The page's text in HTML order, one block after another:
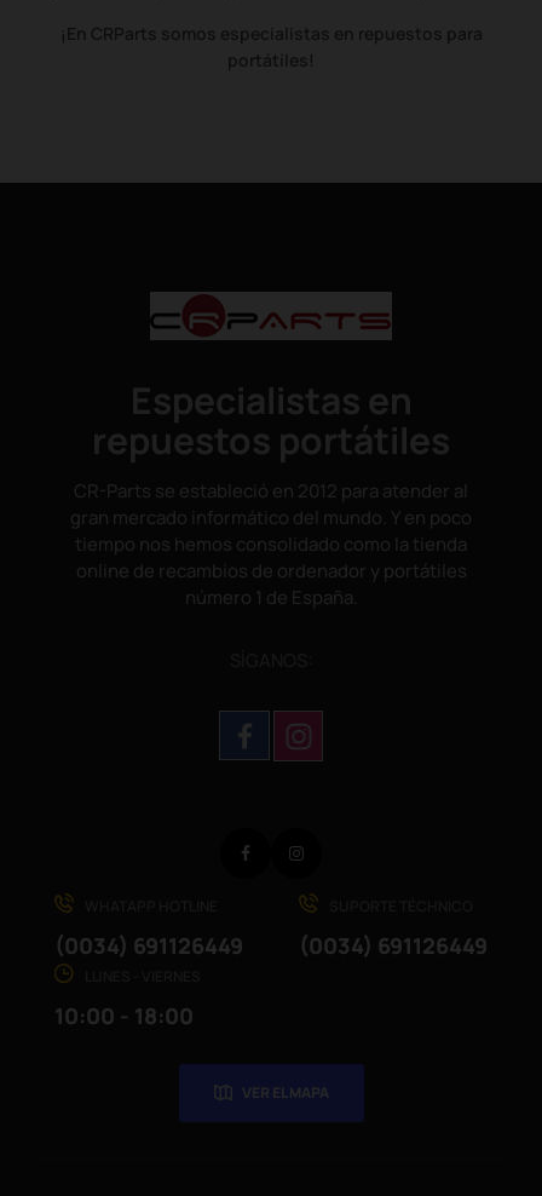
¡En CRParts somos especialistas en repuestos para
portátiles!
Especialistas en
repuestos portátiles
CR-Parts se estableció en 2012 para atender al
gran mercado informático del mundo. Y en poco
tiempo nos hemos consolidado como la tienda
online de recambios de ordenador y portátiles
número 1 de España.
(0034) 691126449 (0034) 691126449
10:00 - 18:00
VER EL MAPA
Facebook